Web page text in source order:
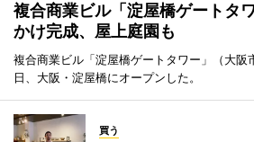
複合商業ビル「淀屋橋ゲート
かけ完成、屋上庭園も
複合商業ビル「淀屋橋ゲートタワー」（大阪
日、大阪・淀屋橋にオープンした。
買う